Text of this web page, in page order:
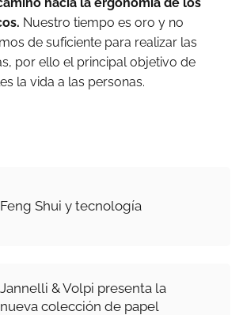
Nuestro tiempo es oro y no
de suficiente para realizar las
por ello el principal objetivo de
la vida a las personas.
Feng Shui y tecnología
Jannelli & Volpi presenta la
nueva colección de papel